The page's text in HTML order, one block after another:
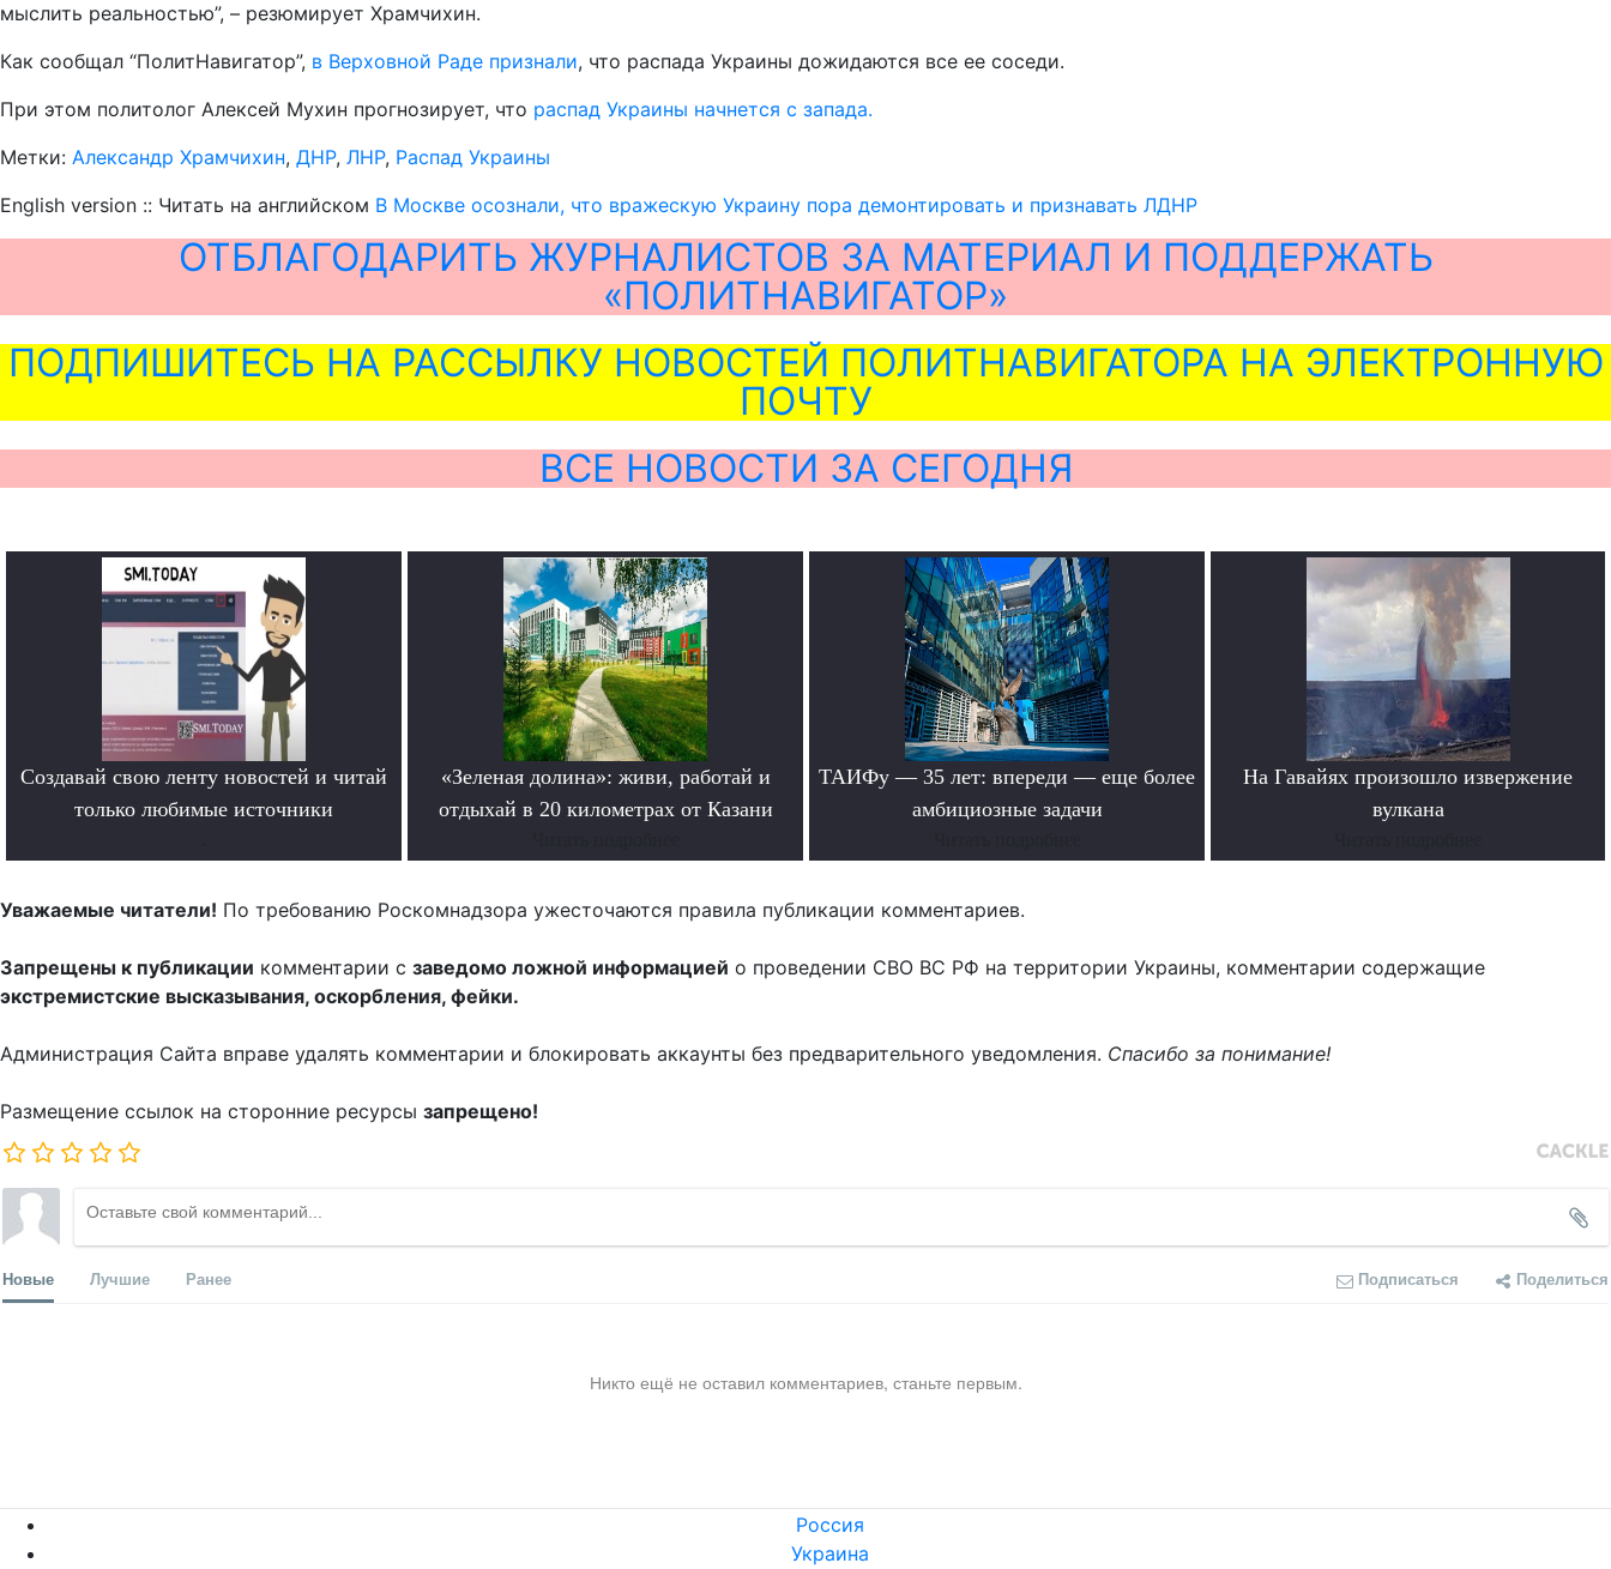
мыслить реальностью”, – резюмирует Храмчихин.
Как сообщал “ПолитНавигатор”, в Верховной Раде признали, что распада Украины дожидаются все ее соседи.
При этом политолог Алексей Мухин прогнозирует, что распад Украины начнется с запада.
Метки: Александр Храмчихин, ДНР, ЛНР, Распад Украины
English version :: Читать на английском В Москве осознали, что вражескую Украину пора демонтировать и признавать ЛДНР
ОТБЛАГОДАРИТЬ ЖУРНАЛИСТОВ ЗА МАТЕРИАЛ И ПОДДЕРЖАТЬ
«ПОЛИТНАВИГАТОР»
ПОДПИШИТЕСЬ НА РАССЫЛКУ НОВОСТЕЙ ПОЛИТНАВИГАТОРА НА ЭЛЕКТРОННУЮ
ПОЧТУ
ВСЕ НОВОСТИ ЗА СЕГОДНЯ
Создавай свою ленту новостей и читай
только любимые источники
«Зеленая долина»: живи, работай и
отдыхай в 20 километрах от Казани
ТАИФу — 35 лет: впереди — еще более
амбициозные задачи
На Гавайях произошло извержение
вулкана
Уважаемые читатели! По требованию Роскомнадзора ужесточаются правила публикации комментариев.
Запрещены к публикации комментарии с заведомо ложной информацией о проведении СВО ВС РФ на территории Украины, комментарии содержащие
экстремистские высказывания, оскорбления, фейки.
Администрация Сайта вправе удалять комментарии и блокировать аккаунты без предварительного уведомления. Спасибо за понимание!
Размещение ссылок на сторонние ресурсы запрещено!
Новые Лучшие Ранее Подписаться Поделиться
Никто ещё не оставил комментариев, станьте первым.
Россия
Украина